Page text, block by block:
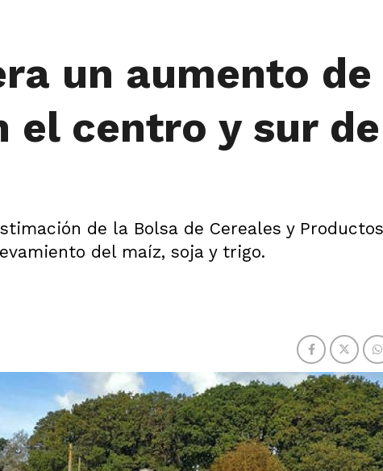
un aumento de
el centro y sur de
de la Bolsa de Cereales y
del maíz, soja y trigo.